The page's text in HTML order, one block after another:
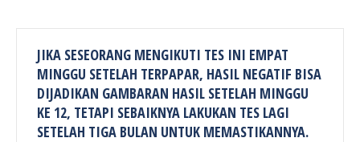
JIKA SESEORANG MENGIKUTI TES INI EMPAT
MINGGU SETELAH TERPAPAR, HASIL NEGATIF BISA
DIJADIKAN GAMBARAN HASIL SETELAH MINGGU
KE 12, TETAPI SEBAIKNYA LAKUKAN TES LAGI
SETELAH TIGA BULAN UNTUK MEMASTIKANNYA.